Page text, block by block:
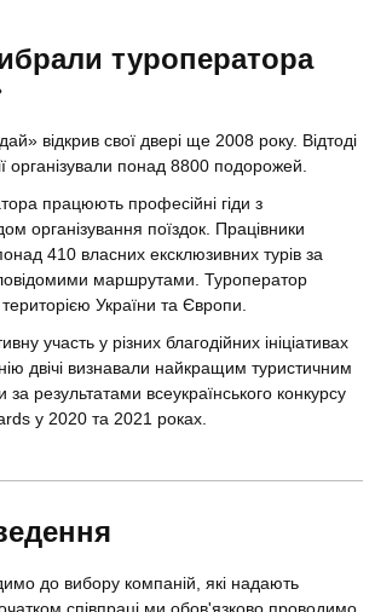
туроператора
відкрив свої двері ще 2008 року. Відтоді
організували понад 8800 подорожей.
працюють професійні гіди з
організування поїздок. Працівники
410 власних ексклюзивних турів за
маршрутами. Туроператор
України та Європи.
участь у різних благодійних ініціативах
двічі визнавали найкращим туристичним
результатами всеукраїнського конкурсу
у 2020 та 2021 роках.
до вибору компаній, які надають